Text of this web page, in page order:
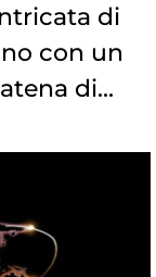
di
con un
di...